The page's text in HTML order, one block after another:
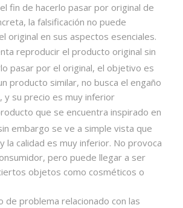
fin de hacerlo pasar por original de
la falsificación no puede
original en sus aspectos esenciales.
reproducir el producto original sin
pasar por el original, el objetivo es
producto similar, no busca el engaño
y su precio es muy inferior
que se encuentra inspirado en
embargo se ve a simple vista que
la calidad es muy inferior. No provoca
pero puede llegar a ser
objetos como cosméticos o
de problema relacionado con las